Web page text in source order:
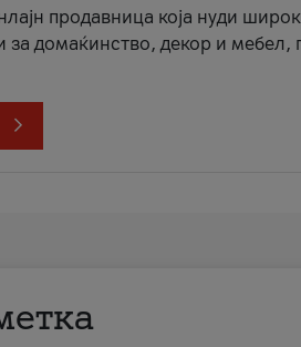
продавница која нуди
за домаќинство, декор и мебел,